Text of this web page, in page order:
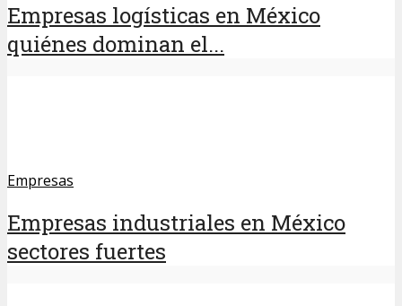
Empresas logísticas en México
quiénes dominan el...
Empresas
Empresas industriales en México
sectores fuertes